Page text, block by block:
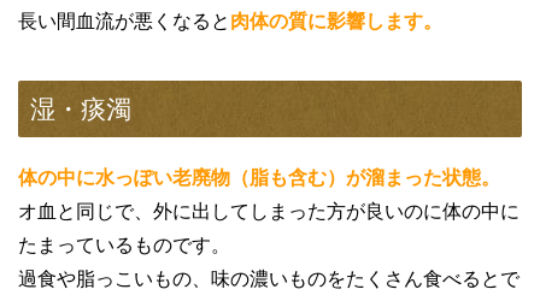
長い間血流が悪くなると 肉体の質に影響します。
湿・痰濁
体の中に水っぽい老廃物（脂も含む）が溜まった状態。
オ血と同じで、外に出してしまった方が良いのに体の中に
たまっているものです。
過食や脂っこいもの、味の濃いものをたくさん食べるとで